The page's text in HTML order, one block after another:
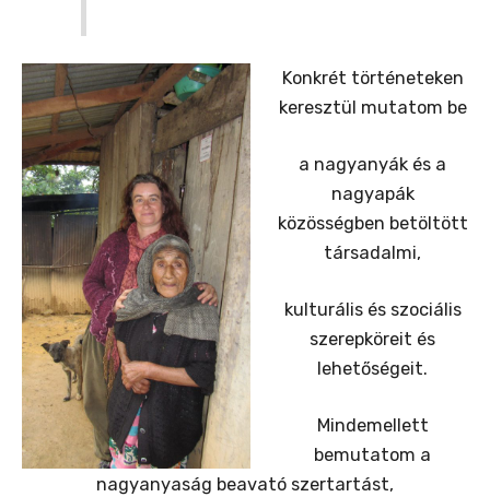
Konkrét történeteken
keresztül mutatom be
a nagyanyák és a
nagyapák
közösségben betöltött
társadalmi,
kulturális és szociális
szerepköreit és
lehetőségeit.
Mindemellett
bemutatom a
nagyanyaság beavató szertartást,